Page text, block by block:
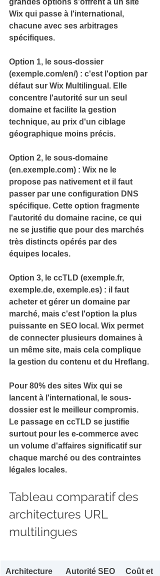
Wix qui passe à l'international,
chacune avec ses arbitrages
spécifiques.
Option 1, le sous-dossier
(exemple.com/en/) : c'est l'option par
défaut sur Wix Multilingual. Elle
concentre l'autorité sur un seul
domaine et facilite la gestion
technique, au prix d'un ciblage
géographique moins précis.
Option 2, le sous-domaine
(en.exemple.com) : Wix ne le
propose pas nativement et il faut
passer par une configuration DNS
spécifique. Cette option fragmente
l'autorité du domaine racine, ce qui
ne se justifie que pour des marchés
très distincts opérés par des
équipes locales.
Option 3, le ccTLD (exemple.fr,
exemple.de, exemple.es) : il faut
acheter et gérer un domaine par
marché, mais c'est l'option la plus
puissante en SEO local. Wix permet
de connecter plusieurs domaines à
un même site, mais cela complique
la gestion du contenu et du Hreflang.
Pour 80% des sites Wix qui se
lancent à l'international, le sous-
dossier est le meilleur compromis.
Le passage en ccTLD se justifie
surtout pour les e-commerce avec
un volume d'affaires significatif sur
chaque marché ou des contraintes
légales locales.
Tableau comparatif des
architectures URL
multilingues
Architecture Autorité SEO
Coût et